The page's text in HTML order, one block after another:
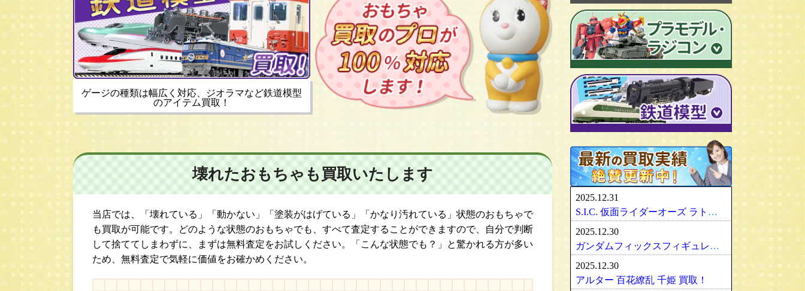
ゲージの種類は幅広く対応、ジオラマなど鉄道模型
のアイテム買取！
壊れたおもちゃも買取いたします
当店では、「壊れている」「動かない」「塗装がはげている」「かなり汚れている」状態のおもちゃで
も買取が可能です。どのような状態のおもちゃでも、すべて査定することができますので、自分で判断
して捨ててしまわずに、まずは無料査定をお試しください。「こんな状態でも？」と驚かれる方が多い
ため、無料査定で気軽に価値をお確かめください。
タカトクトイス/T.T
中嶋製作所
ヨネザワ/米澤玩具
聖闘士聖衣神話
Figuarts/フィギュアーツ
ワールドコレクタブル
プレイモービル
超合金魂
ROBOT魂
RAH
マスターピース
M1号
S.H.モンスターアーツ
ULTRA-ACT
SDX
リビングデッドドールズ/LDD
ホットトイズ/HOT TOYS
サイドショウ/SIDE SHOW
パリセイズ/PALISADES
メズコ/MEZCO
プレイアーツ/PLAY ARTS
RAH
VCD
艦隊これくしょん -艦これ-
けいおん！
すーぱーそに子
一騎当千
東方Project
涼宮ハルヒの憂鬱
化物語・偽物語
百花繚乱
アルター/ALTER
グッドスマイルカンパニー
壽屋/コトブキヤ
グリフォンエンタープライズ
フリーイング/FREEing
やまと/YAMATO
ダイキ工業/DAIKI
スーパードルフィー/ドルフィードリーム
アゾンドール/AZONE
モモコ/momoko
ハイブリッドアクティブ/HAF
えっくす☆きゅーと
ピュアニーモ
リカちゃん
バービー
シルバニアファミリー
マドレーヌちゃん
ベアブリック・BE＠RBRICK
メディコムトイ
セキグチ
ペットワークス/PetWORKs
トミカ/TOMICA
エブロ/EBBRO
ミニチャンプス
hpiレーシング
ノレブ/NOREV
ダイヤペット/Diapet
アオシマ / DISM
ブラーゴ/Bburago
ヘルパ/herpa
大盛屋 ミクロペット
イクソ/IXO
ﾋﾞｰﾋﾞｰｱｰﾙ/BBR
ガンダム/GUNDAM
アーマード・コア
スーパーロボット大戦
魔神英雄伝ワタル
車・バイク
戦車・軍用機・軍艦
旅客機/飛行機
船・ボート
建築物
カトー/KATO
トミックス/TOMIX
ﾏｲｸﾛｴｰｽ/MICRO ACE
ｸﾞﾘｰﾝﾏｯｸｽ/GREENMAX
ワールド工芸
Bトレインショーティー
モデモ/MODEMO
2025.12.31
S.I.C. 仮面ライダーオーズ ラトラーターコンボ買取
2025.12.30
ガンダムフィックスフィギュレーション GFF おまとめ買取！
2025.12.30
アルター 百花繚乱 千姫 買取！